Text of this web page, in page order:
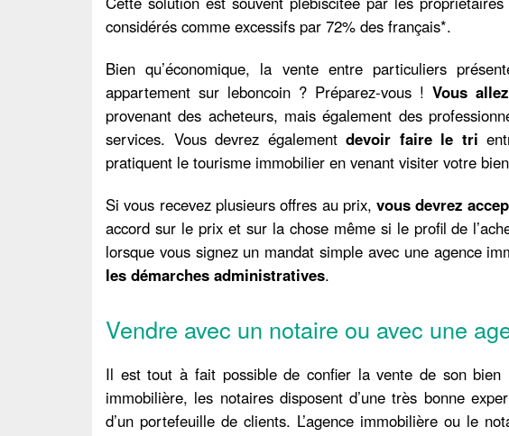
considérés comme excessifs par 72% des français*.
Bien qu’économique, la vente entre particuliers
appartement sur leboncoin ? Préparez-vous ! Vous
provenant des acheteurs, mais également des
services. Vous devrez égalementdevoir faire le tri
pratiquent le tourisme immobilier en venant visiter votre
Si vous recevez plusieurs offres au prix,vous devrez
accord sur le prix et sur la chose même si le profil de
lorsque vous signez un mandat simple avec une agence
les démarches administratives.
Vendre avec un notaire ou avec une
Il est tout à fait possible de confier la vente de son
immobilière, les notaires disposent d’une très bonne
d’un portefeuille de clients. L’agence immobilière ou le